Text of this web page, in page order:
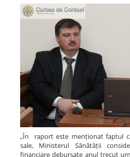
„În raport este menționat faptul
sale, Ministerul Sănătății
financiare debursate anul trecut